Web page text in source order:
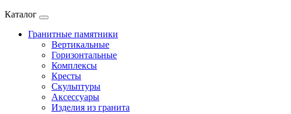
Каталог
Гранитные памятники
Вертикальные
Горизонтальные
Комплексы
Кресты
Скульптуры
Аксессуары
Изделия из гранита